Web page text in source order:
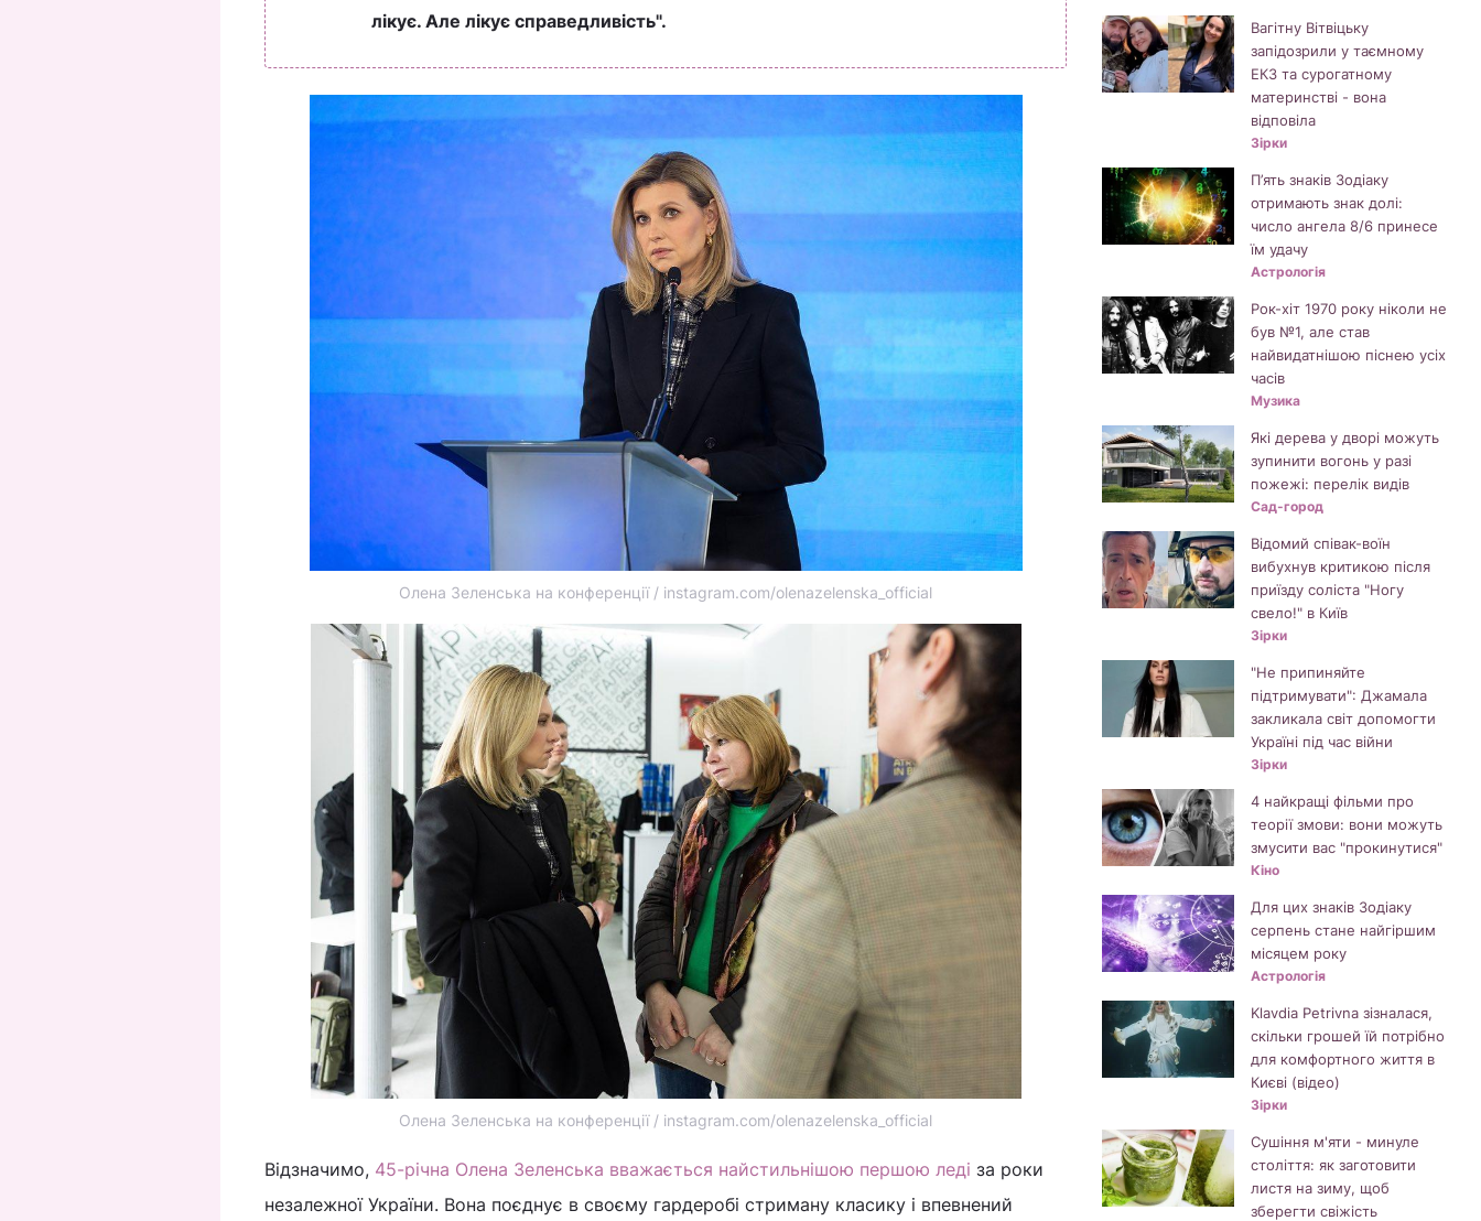
лікує. Але лікує справедливість".
Олена Зеленська на конференції / instagram.com/olenazelenska_official
Олена Зеленська на конференції / instagram.com/olenazelenska_official
Відзначимо, 45-річна Олена Зеленська вважається найстильнішою першою леді за роки
незалежної України. Вона поєднує в своєму гардеробі стриману класику і впевнений
Вагітну Вітвіцьку
запідозрили у таємному
ЕКЗ та сурогатному
материнстві - вона
відповіла
Зірки
П’ять знаків Зодіаку
отримають знак долі:
число ангела 8/6 принесе
їм удачу
Астрологія
Рок-хіт 1970 року ніколи не
був №1, але став
найвидатнішою піснею усіх
часів
Музика
Які дерева у дворі можуть
зупинити вогонь у разі
пожежі: перелік видів
Сад-город
Відомий співак-воїн
вибухнув критикою після
приїзду соліста "Ногу
свело!" в Київ
Зірки
"Не припиняйте
підтримувати": Джамала
закликала світ допомогти
Україні під час війни
Зірки
4 найкращі фільми про
теорії змови: вони можуть
змусити вас "прокинутися"
Кіно
Для цих знаків Зодіаку
серпень стане найгіршим
місяцем року
Астрологія
Klavdia Petrivna зізналася,
скільки грошей їй потрібно
для комфортного життя в
Києві (відео)
Зірки
Сушіння м'яти - минуле
століття: як заготовити
листя на зиму, щоб
зберегти свіжість